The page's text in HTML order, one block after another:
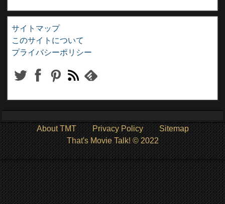
サイトマップ
このサイトについて
プライバシーポリシー
About TMT Privacy Policy
Sitemap
That's Movie Talk! © 2022